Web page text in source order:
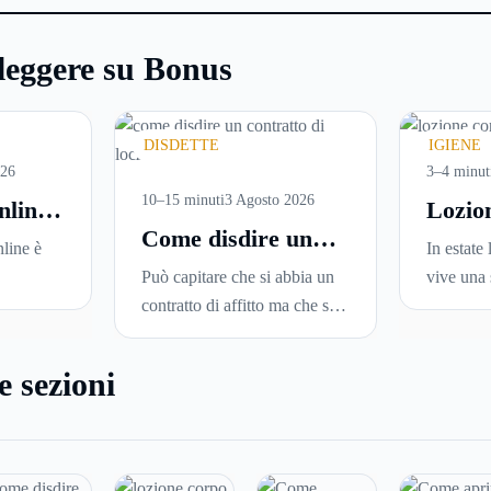
su Bonus
è
dove
DISDETTE
10–15 minuti3 Agosto 2026
Come disdire un
contratto di
locazione in modo
Può capitare che si abbia un
contratto di affitto ma che si
voglia trasferirsi in una nuova
chiedersi se è possibile
IGIENE
3–4
In estate
vive una
Sole,
proprio
sezioni